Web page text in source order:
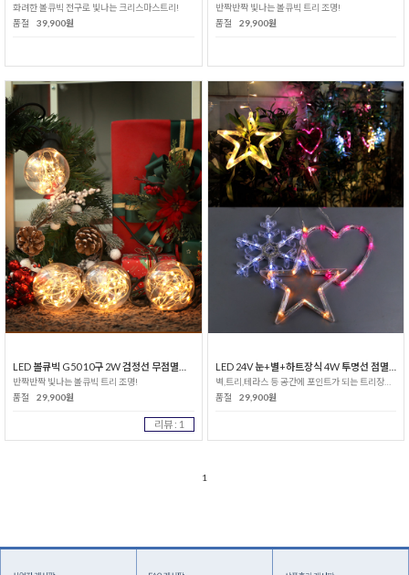
화려한 볼큐빅 전구로 빛나는 크리스마스트리!
품절
39,900원
반짝반짝 빛나는 볼큐빅 트리 조명!
품절
29,900원
반짝반짝 빛나는 볼큐빅 트리 조명!
품절
29,900원
리뷰 : 1
벽,트리,테라스 등 공간에 포인트가 되는 트리장식전구!
품절
29,900원
1